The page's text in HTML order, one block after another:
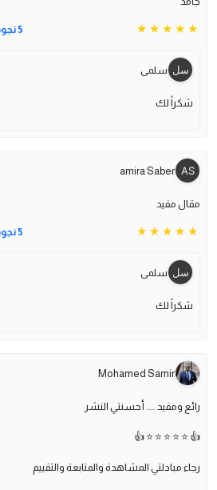
5 نجوم
سلمى
شكراً لك
amira Saber
مقال مفيد
5 نجوم
سلمى
شكراً لك
Mohamed Samir
رائع ومفيد .... أحسنتي النشر
👍 ⭐️ ⭐️ ⭐️ ⭐️ ⭐️ 👍
رجاء مبادلتي المشاهدة والمتابعة والتقييم